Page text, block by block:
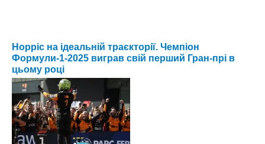
Норріс на ідеальній траєкторії. Чемпіон
Формули-1-2025 виграв свій перший Гран-прі в
цьому році